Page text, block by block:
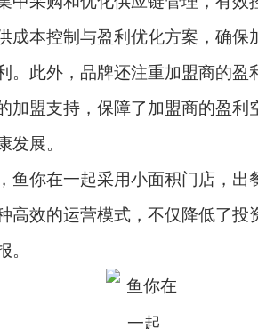
成本控制与盈利优化方案，确保
。此外，品牌还注重加盟商的盈
加盟支持，保障了加盟商的盈利
发展。
鱼你在一起采用小面积门店，出
高效的运营模式，不仅降低了投
。